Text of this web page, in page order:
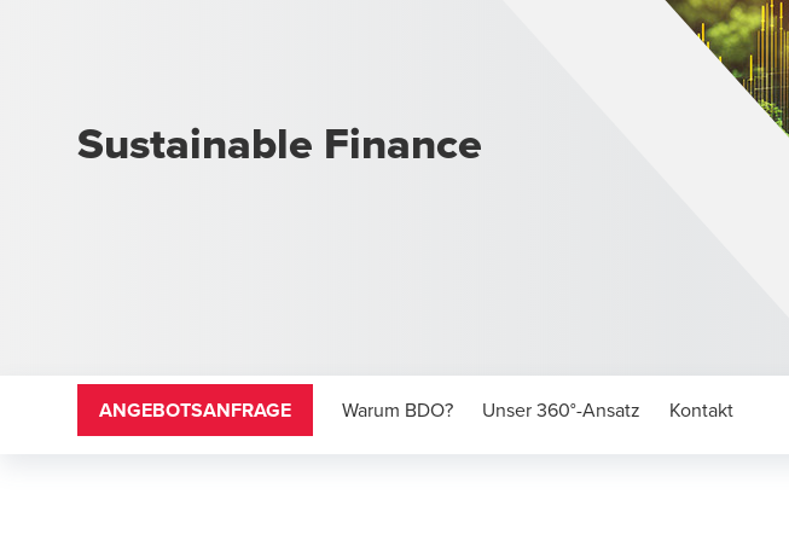
Sustainable Finance
ANGEBOTSANFRAGE Warum BDO? Unser 360°-Ansatz Kontakt